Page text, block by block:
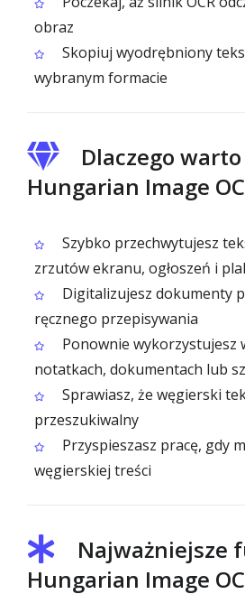
obraz
Skopiuj wyodrębniony
wybranym formacie
Dlaczego
Hungarian Image
Szybko przechwytujesz
zrzutów ekranu, ogłoszeń i
Digitalizujesz dokumenty
ręcznego przepisywania
Ponownie wykorzystujesz
notatkach, dokumentach lub
Sprawiasz, że węgierski
przeszukiwalny
Przyspieszasz pracę, gdy
węgierskiej treści
Najważniejsze
Hungarian Image